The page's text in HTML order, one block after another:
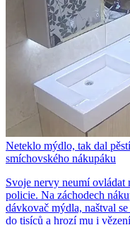
Neteklo mýdlo, tak dal
smíchovského nákupáku
Svoje nervy neumí
policie. Na záchodech
dávkovač mýdla, naštval
do tisíců a hrozí mu i